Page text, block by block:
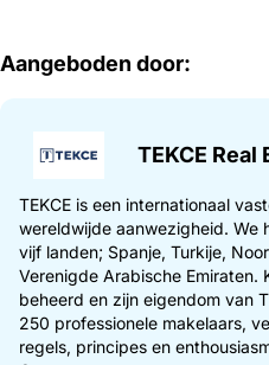
Aangeboden door:
TEKCE Real
TEKCE is een internationaal
wereldwijde aanwezigheid. We
vijf landen; Spanje, Turkije,
Verenigde Arabische Emiraten.
beheerd en zijn eigendom van
250 professionele makelaars,
regels, principes en